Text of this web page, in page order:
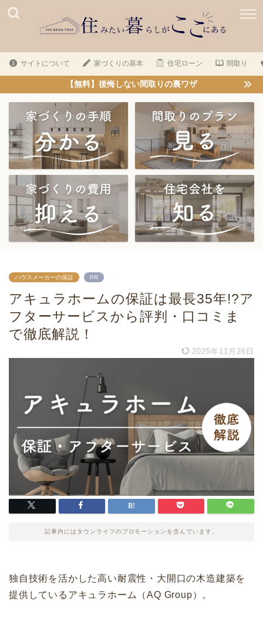
サイトについて 家づくりの基本 住宅ローン 間取り
【無料】後悔しない間取りの裏ワザ
ハウスメーカーの保証 PR
アキュラホームの保証は最長35年!?ア
フターサービスから評判・口コミま
で徹底解説！
2025年11月26日
記事内にはタウンライフのプロモーションを含んでいます。
独自技術を活かした高い耐震性・大開口の木造建築を
提供しているアキュラホーム（AQ Group）。